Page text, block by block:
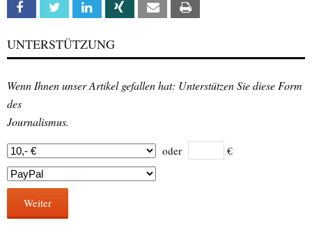
Facebook Twitter Linkedin Xing Email
UNTERSTÜTZUNG
Wenn Ihnen unser Artikel gefallen hat: Unterstützen Sie diese Form
des
Journalismus.
oder €
Weiter